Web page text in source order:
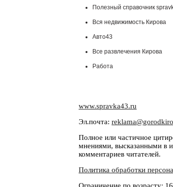
Полезный справочник
Вся недвижимость Кирова
Авто43
Все развлечения Кирова
Работа
www.spravka43.ru
Эл.почта:
Полное или частичное
мнениями, высказанными в
комментариев читателей.
Политика обработки